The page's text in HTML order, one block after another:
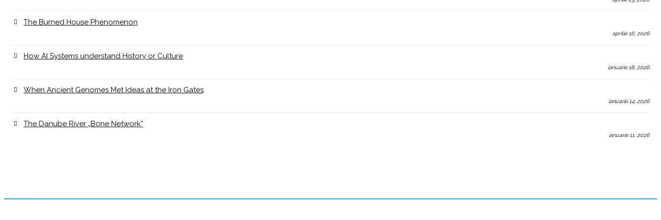
The Burned House Phenomenon
aprilie 16, 2026
How AI Systems understand History or Culture
ianuarie 18, 2026
When Ancient Genomes Met Ideas at the Iron Gates
ianuarie 14, 2026
The Danube River „Bone Network”
ianuarie 11, 2026